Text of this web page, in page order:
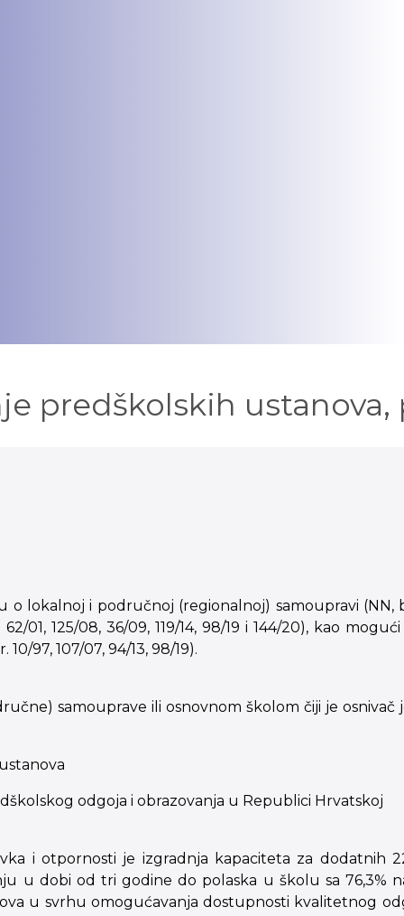
predškolskih ustanova,
i područnoj (regionalnoj) samoupravi (NN,
01, 125/08, 36/09, 119/14, 98/19 i 144/20), kao
97, 107/07, 94/13, 98/19).
samouprave ili osnovnom školom čiji je osnivač
odgoja i obrazovanja u Republici Hrvatskoj
i otpornosti je izgradnja kapaciteta za dodatnih
u dobi od tri godine do polaska u školu sa 76,3%
u svrhu omogućavanja dostupnosti kvalitetnog